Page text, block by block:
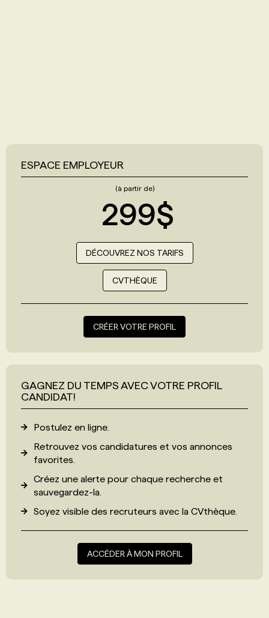
ESPACE EMPLOYEUR
(à partir de)
299$
DÉCOUVREZ NOS TARIFS
CVTHÈQUE
CRÉER VOTRE PROFIL
GAGNEZ DU TEMPS AVEC VOTRE PROFIL
CANDIDAT!
Postulez en ligne.
Retrouvez vos candidatures et vos annonces
favorites.
Créez une alerte pour chaque recherche et
sauvegardez-la.
Soyez visible des recruteurs avec la CVthèque
ACCÉDER À MON PROFIL